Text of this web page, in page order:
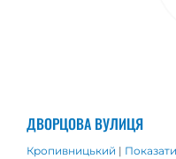
ДВОРЦОВА ВУЛИЦЯ
Кропивницький |